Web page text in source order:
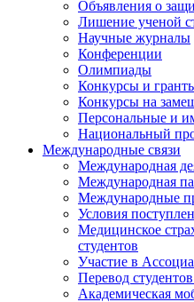
Объявления о
Лишение ученой
Научные журналы
Конференции
Олимпиады
Конкурсы и
Конкурсы на
Персональные и
Национальный
Международные связи
Международная
Международная
Международные
Условия
Медицинское
студентов
Участие в
Перевод
Академическая